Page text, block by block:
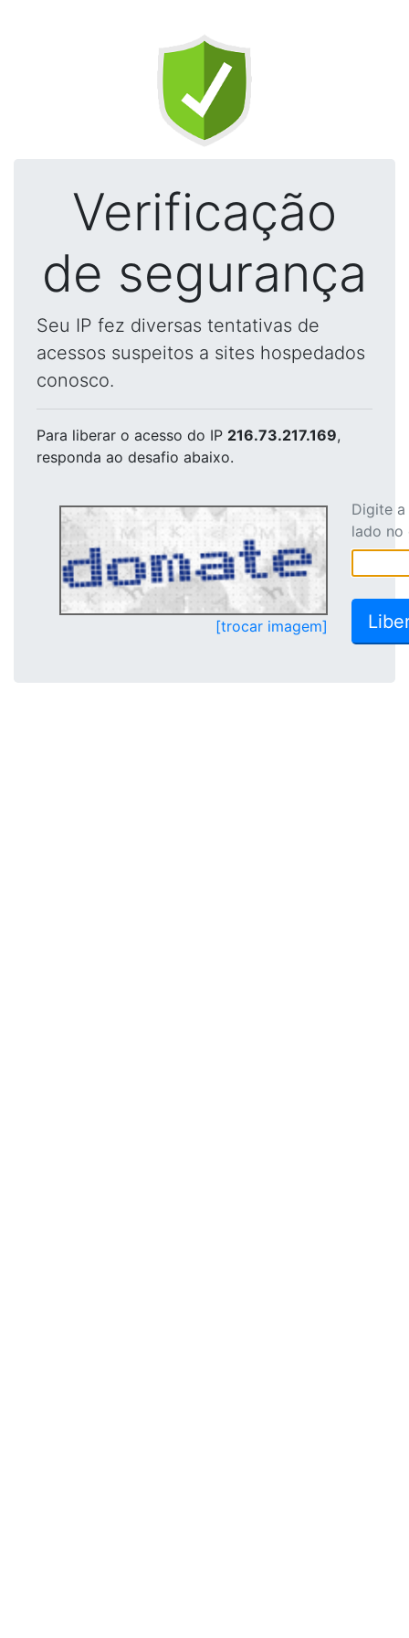
Verificação
de segurança
Seu IP fez diversas tentativas de
acessos suspeitos a sites hospedados
conosco.
Para liberar o acesso do IP 216.73.217.169,
responda ao desafio abaixo.
[trocar imagem]
Digite
lado no